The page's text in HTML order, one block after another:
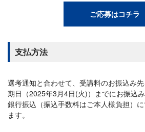
ご応募はコチラ
支払方法
選考通知と合わせて、受講料のお振込み先
期日（2025年3月4日(火)）までにお振込
銀行振込（振込手数料はご本人様負担）
ます。